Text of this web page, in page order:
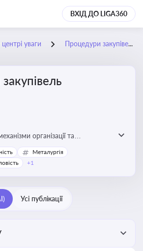
ВХІД ДО LIGA360
уваги Процедури закупівель
організації та
товарів, робіт та послуг за
кошти
Металургія
+1
Усі публікації